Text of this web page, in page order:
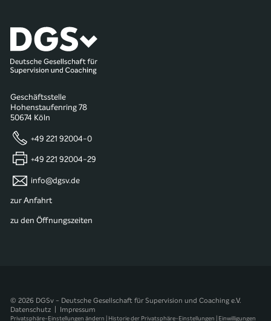
Geschäftsstelle
Hohenstaufenring 78
50674 Köln
+49 221 92004-0
+49 221 92004-29
info@dgsv.de
zur Anfahrt
zu den Öffnungszeiten
© 2026 DGSv - Deutsche Gesellschaft für Supervision und Coaching e.V.
Datenschutz
Impressum
Privatsphäre-Einstellungen ändern | Historie der Privatsphäre-Einstellungen | Einwilligungen